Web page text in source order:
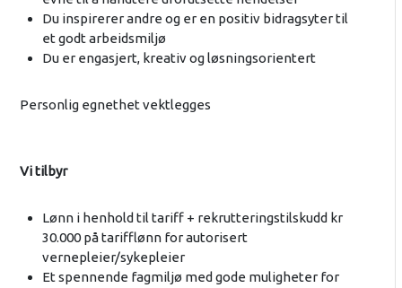
Du inspirerer andre og er en positiv bidragsyter til
et godt arbeidsmiljø
Du er engasjert, kreativ og løsningsorientert
Personlig egnethet vektlegges
Vi tilbyr
Lønn i henhold til tariff + rekrutteringstilskudd kr
30.000 på tarifflønn for autorisert
vernepleier/sykepleier
Et spennende fagmiljø med gode muligheter for